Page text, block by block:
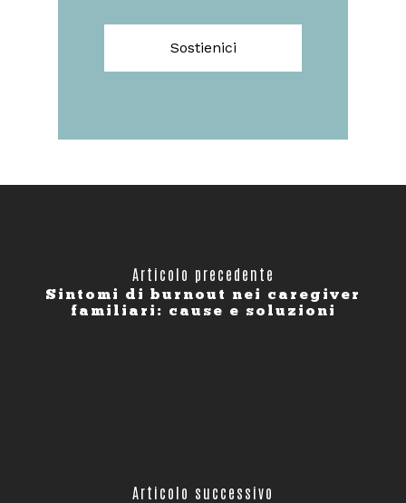
Sostienici
Articolo precedente
Sintomi di burnout nei caregiver
familiari: cause e soluzioni
Articolo successivo